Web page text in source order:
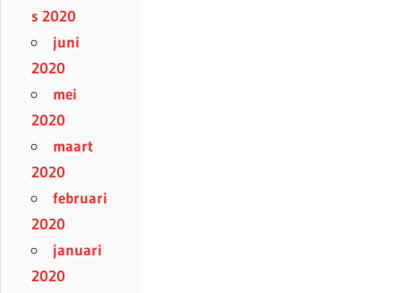
s 2020
juni
2020
mei
2020
maart
2020
februari
2020
januari
2020